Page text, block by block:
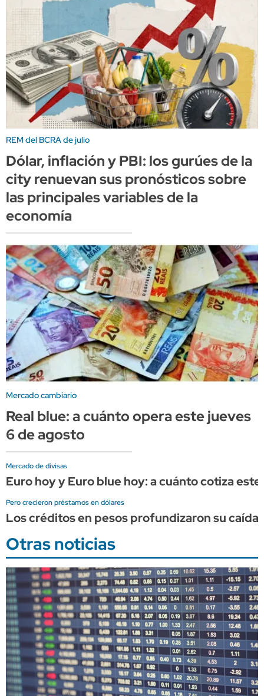
REM del BCRA de julio
Dólar, inflación y PBI: los gurúes de la
city renuevan sus pronósticos sobre
las principales variables de la
economía
Mercado cambiario
Real blue: a cuánto opera este jueves
6 de agosto
Mercado de divisas
Euro hoy y Euro blue hoy: a cuánto cotiza
Pero crecieron préstamos en dólares
Los créditos en pesos profundizaron su
Otras noticias